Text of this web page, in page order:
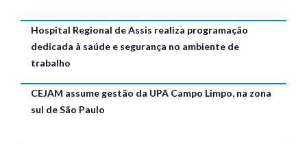
Hospital Regional de Assis realiza programação
dedicada à saúde e segurança no ambiente de
trabalho
CEJAM assume gestão da UPA Campo Limpo, na zona
sul de São Paulo